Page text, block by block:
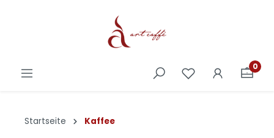
0
Startseite Kaffee